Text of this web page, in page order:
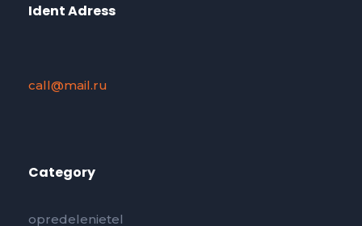
Ident Adress
call@mail.ru
Category
opredelenietel